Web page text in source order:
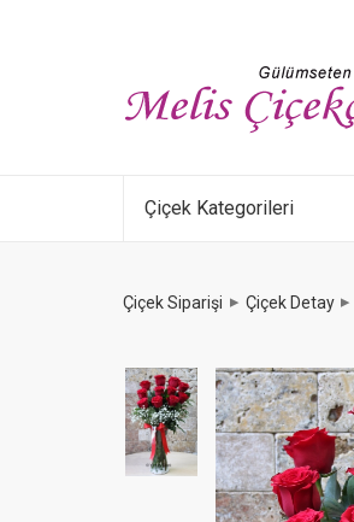
Çiçek Kategorileri
Çiçek Siparişi Çiçek Detay